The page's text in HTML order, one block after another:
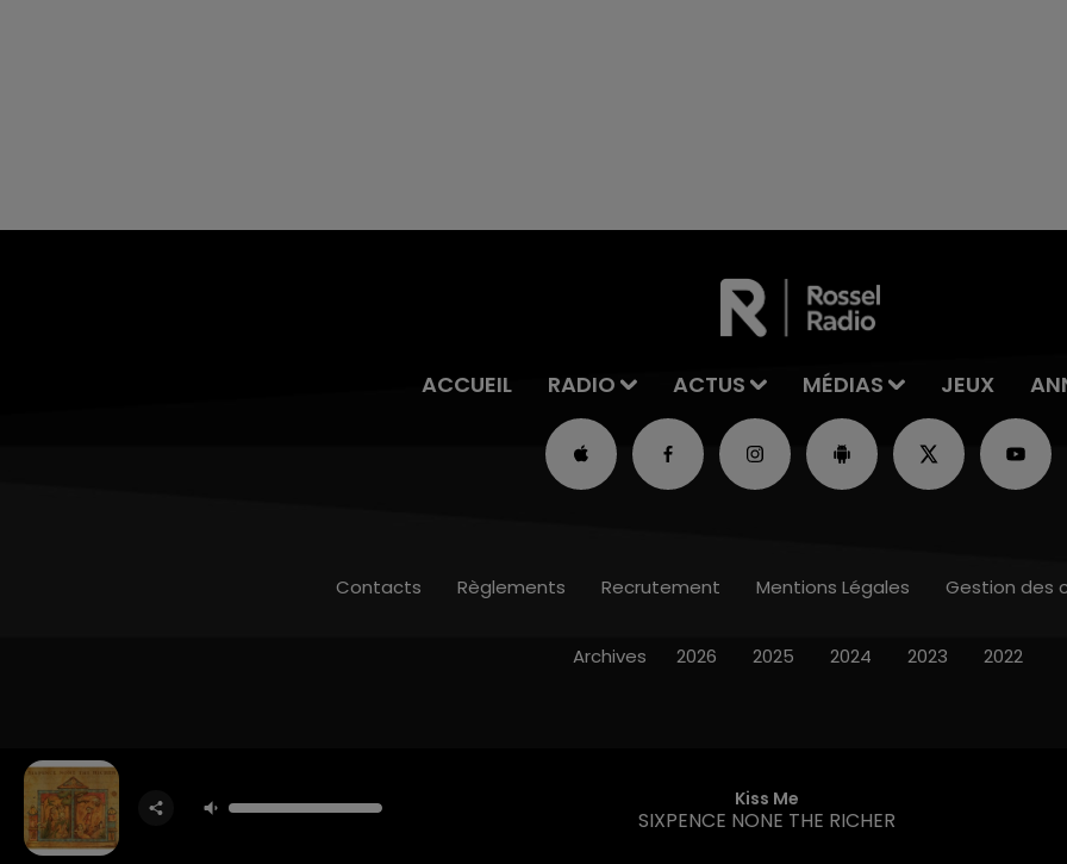
ACCUEIL RADIO ACTUS MÉDIAS JEUX
Kiss Me
SIXPENCE NONE THE RICHER
Contacts Règlements Recrutement Mentions Légales Gestion des
Archives 2026 2025 2024 2023 2022